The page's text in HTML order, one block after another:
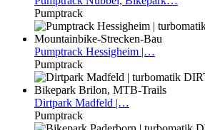
Pumptrack
Pumptrack Hessigheim |…
Pumptrack
Dirtpark Madfeld |…
Pumptrack